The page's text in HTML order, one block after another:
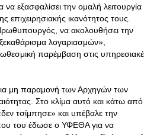
εξασφαλίσει την ομαλή λειτουργία
επιχειρησιακής ικανότητος τους
να ακολουθήσει την
λογαριασμών»,
παρέμβαση στις
μη παραμονή των Αρχηγών των
Στο κλίμα αυτό και κάτω από
τσίμπησε» και υπέβαλε την
του έδωσε ο ΥΦΕΘΑ για να